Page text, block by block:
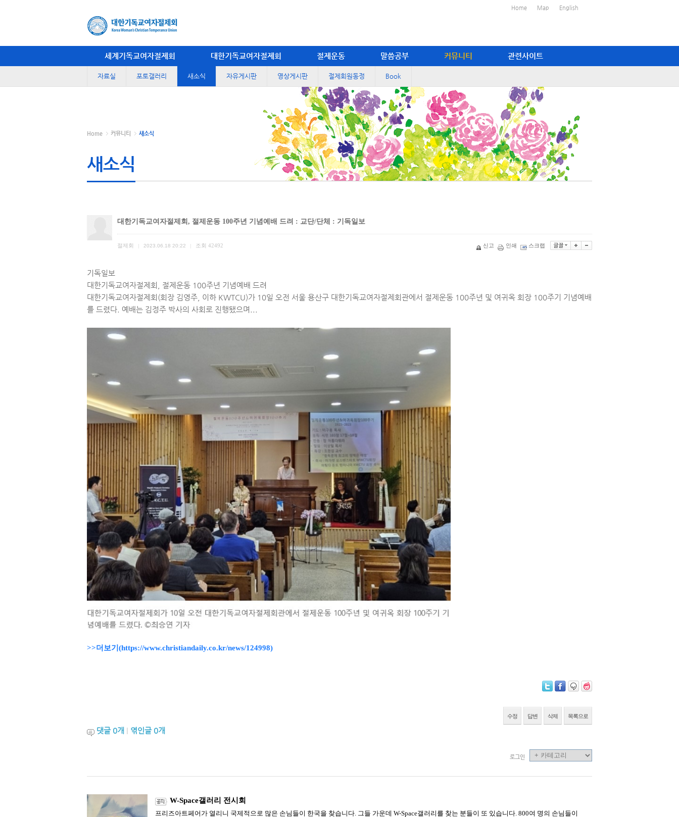
Home Map English
세계기독교여자절제회 대한기독교여자절제회 절제운동 말씀공부 커뮤니티 관련사이트
자료실 포토갤러리 새소식 자유게시판 영상게시판 절제회원동정 Book
Home 커뮤니티 새소식
새소식
대한기독교여자절제회, 절제운동 100주년 기념예배 드려 : 교단/단체 : 기독일보
절제회 2023.06.18 20:22 조회 42492 신고 인쇄 스크랩
기독일보
대한기독교여자절제회, 절제운동 100주년 기념예배 드려
대한기독교여자절제회(회장 김영주, 이하 KWTCU)가 10일 오전 서울 용산구 대한기독교여자절제회관에서 절제운동 100주년 및 여귀옥 회장 100주기 기념예배
를 드렸다. 예배는 김정주 박사의 사회로 진행됐으며...
>>더보기(https://www.christiandaily.co.kr/news/124998)
수정 답변 삭제 목록으로
댓글 0개 | 엮인글 0개
로그인
W-Space갤러리 전시회
프리즈아트페어가 열리니 국제적으로 많은 손님들이 한국을 찾습니다. 그들 가운데 W-Space갤러리를 찾는 분들이 또 있습니다. 800여 명의 손님들이